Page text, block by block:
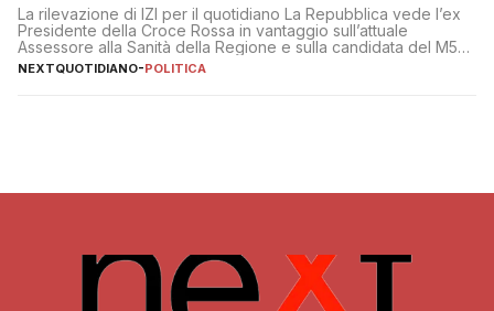
La rilevazione di IZI per il quotidiano La Repubblica vede l’ex
Presidente della Croce Rossa in vantaggio sull’attuale
Assessore alla Sanità della Regione e sulla candidata del M5S
Donatella Bianchi
NEXTQUOTIDIANO-POLITICA